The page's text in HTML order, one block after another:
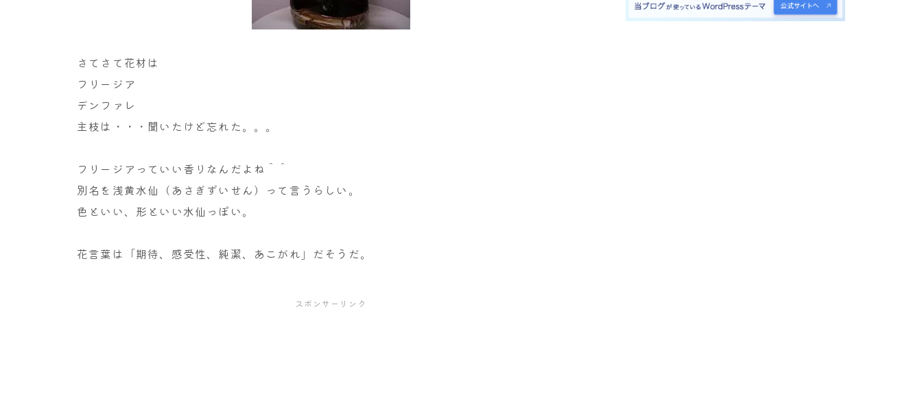
さてさて花材は
フリージア
デンファレ
主枝は・・・聞いたけど忘れた。。。
フリージアっていい香りなんだよね＾＾
別名を浅黄水仙（あさぎずいせん）って言うらしい。
色といい、形といい水仙っぽい。
花言葉は「期待、感受性、純潔、あこがれ」だそうだ。
スポンサーリンク